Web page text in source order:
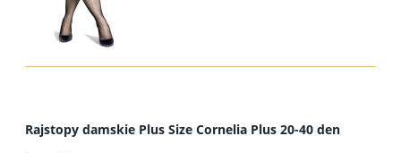
Rajstopy damskie Plus Size Cornelia Plus 20-40 den